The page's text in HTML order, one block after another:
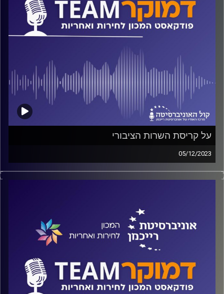
על קריסת השרות הציבורי
05/12/2023
פודקאסט המכון לחירות ואחריות באוניברסיטת רייכמן.
והאם זה קשור להפיכה המשטרית?
המכון לחירות ואחריות